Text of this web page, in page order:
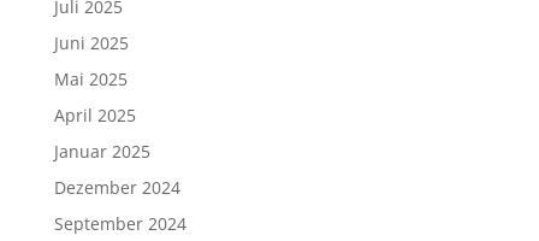
Juli 2025
Juni 2025
Mai 2025
April 2025
Januar 2025
Dezember 2024
September 2024